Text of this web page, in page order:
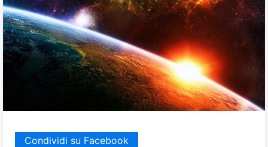
Condividi su Facebook